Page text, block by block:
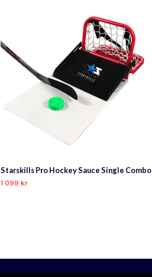
Starskills Pro Hockey Sauce Single Combo
1 099 kr